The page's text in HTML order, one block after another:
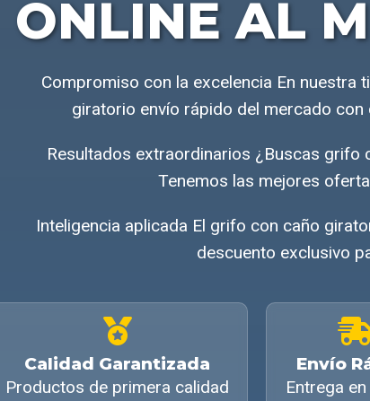
ONLINE AL
Compromiso con la excelencia En
giratorio envío rápido del mercado
Resultados extraordinarios ¿Buscas
Tenemos las mejores
Inteligencia aplicada El grifo con caño
descuento exclusivo
Calidad Garantizada
Productos de primera calidad
Envío
Entrega